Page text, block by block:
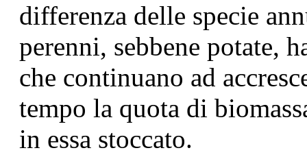
differenza delle specie
perenni, sebbene potate,
che continuano ad
tempo la quota di
in essa stoccato.